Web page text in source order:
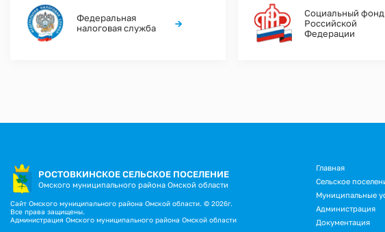
Федеральная
налоговая служба
→
Социальный фонд
Российской
Федерации
РОСТОВКИНСКОЕ СЕЛЬСКОЕ ПОСЕЛЕНИЕ
Омского муниципального района Омской области
Сайт Омского муниципального района Омской области. © 2026г.
Все права защищены.
Администрация Омского муниципального района Омской области
Главная
Сельское
Муниципальные
Администрация
Документация